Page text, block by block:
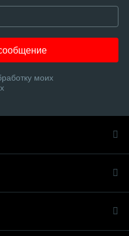
моих